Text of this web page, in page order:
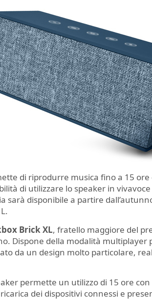
di riprodurre musica fino a 15
di utilizzare lo speaker in
disponibile a partire
Brick XL, fratello maggiore del
Dispone della modalità multiplayer
da un design molto particolare,
permette un utilizzo di 15 ore
dei dispositivi connessi e